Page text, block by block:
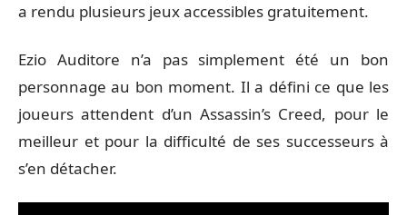
a rendu plusieurs jeux accessibles gratuitement.
Ezio Auditore n’a pas simplement été un bon
personnage au bon moment. Il a défini ce que les
joueurs attendent d’un Assassin’s Creed, pour le
meilleur et pour la difficulté de ses successeurs à
s’en détacher.